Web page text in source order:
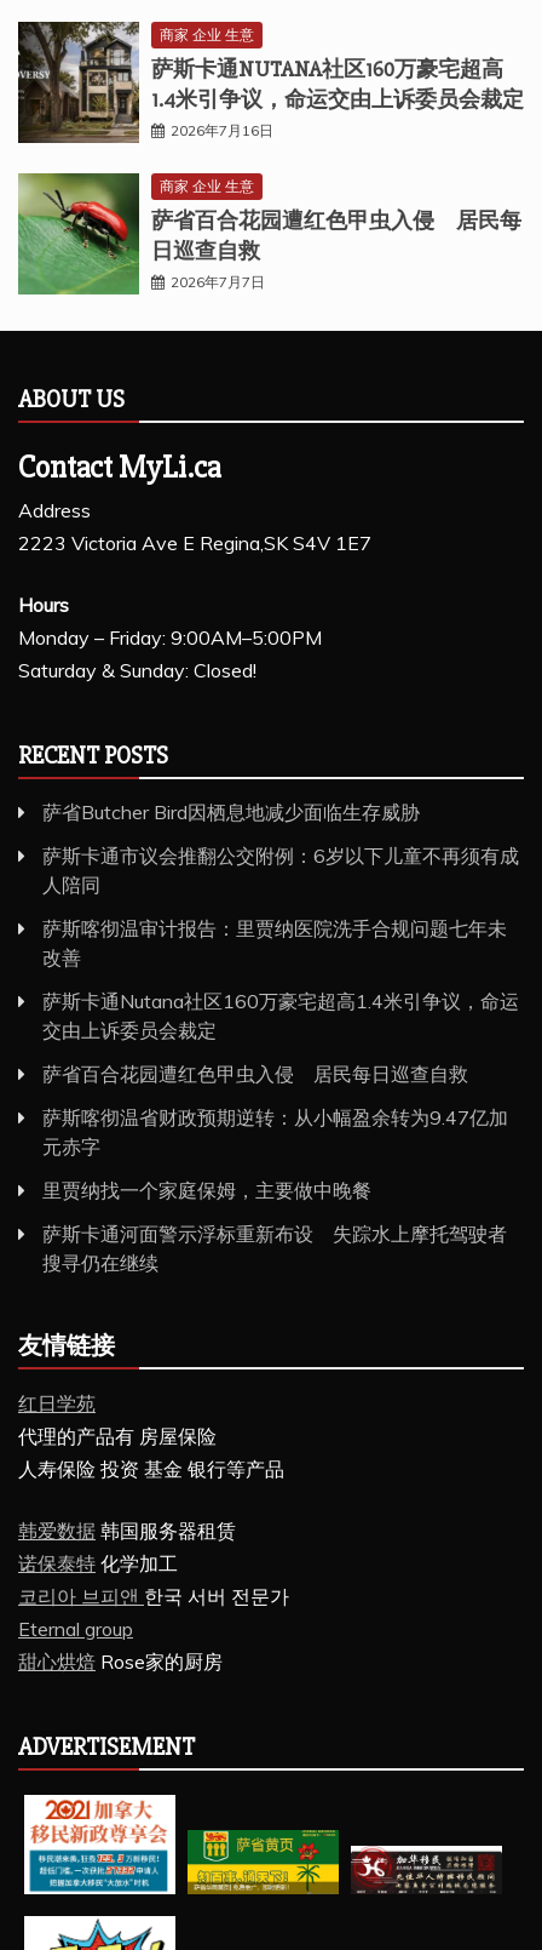
商家 企业 生意
萨斯卡通NUTANA社区160万豪宅超高
1.4米引争议，命运交由上诉委员会裁定
2026年7月16日
商家 企业 生意
萨省百合花园遭红色甲虫入侵 居民每
日巡查自救
2026年7月7日
ABOUT US
Contact MyLi.ca
Address
2223 Victoria Ave E Regina,SK S4V 1E7
Hours
Monday – Friday: 9:00AM–5:00PM
Saturday & Sunday: Closed!
RECENT POSTS
萨省Butcher Bird因栖息地减少面临生存威胁
萨斯卡通市议会推翻公交附例：6岁以下儿童不再须有成
人陪同
萨斯喀彻温审计报告：里贾纳医院洗手合规问题七年未
改善
萨斯卡通Nutana社区160万豪宅超高1.4米引争议，命运
交由上诉委员会裁定
萨省百合花园遭红色甲虫入侵 居民每日巡查自救
萨斯喀彻温省财政预期逆转：从小幅盈余转为9.47亿加
元赤字
里贾纳找一个家庭保姆，主要做中晚餐
萨斯卡通河面警示浮标重新布设 失踪水上摩托驾驶者
搜寻仍在继续
友情链接
红日学苑
代理的产品有 房屋保险
人寿保险 投资 基金 银行等产品
韩爱数据 韩国服务器租赁
诺保泰特 化学加工
코리아 브피앤 한국 서버 전문가
Eternal group
甜心烘焙 Rose家的厨房
ADVERTISEMENT